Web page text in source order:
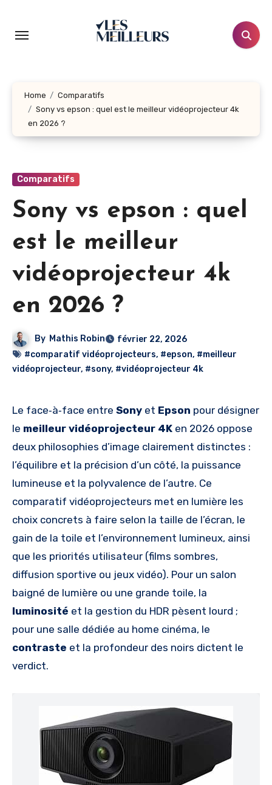
contenu
Home
Comparatifs
Sony vs epson : quel est le meilleur vidéoprojecteur 4k
en 2026 ?
Comparatifs
Sony vs epson : quel
est le meilleur
vidéoprojecteur 4k
en 2026 ?
By Mathis Robin
février 22, 2026
#comparatif vidéoprojecteurs, #epson, #meilleur
vidéoprojecteur, #sony, #vidéoprojecteur 4k
Le face‑à‑face entre Sony et Epson pour désigner
le meilleur vidéoprojecteur 4K en 2026 oppose
deux philosophies d’image clairement distinctes :
l’équilibre et la précision d’un côté, la puissance
lumineuse et la polyvalence de l’autre. Ce
comparatif vidéoprojecteurs met en lumière les
choix concrets à faire selon la taille de l’écran, le
gain de la toile et l’environnement lumineux, ainsi
que les priorités utilisateur (films sombres,
diffusion sportive ou jeux vidéo). Pour un salon
baigné de lumière ou une grande toile, la
luminosité et la gestion du HDR pèsent lourd ;
pour une salle dédiée au home cinéma, le
contraste et la profondeur des noirs dictent le
verdict.